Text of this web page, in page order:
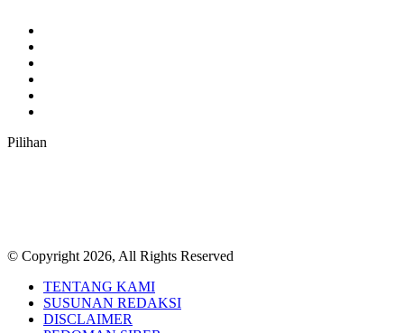
Pilihan
© Copyright 2026, All Rights Reserved
TENTANG KAMI
SUSUNAN REDAKSI
DISCLAIMER